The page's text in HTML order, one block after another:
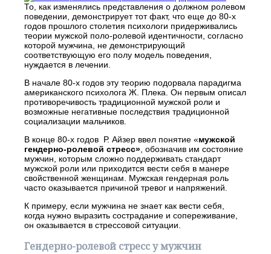
То, как изменялись представления о должном ролевом
поведении, демонстрирует тот факт, что еще до 80-х
годов прошлого столетия психологи придерживались
теории мужской поло-ролевой идентичности, согласно
которой мужчина, не демонстрирующий
соответствующую его полу модель поведения,
нуждается в лечении.
В начале 80-х годов эту теорию подорвала парадигма
американского психолога Ж. Плека. Он первым описал
противоречивость традиционной мужской роли и
возможные негативные последствия традиционной
социализации мальчиков.
В конце 80-х годов Р. Айзер ввел понятие «мужской
гендерно-ролевой стресс» , обозначив им состояние
мужчин, которым сложно поддерживать стандарт
мужской роли или приходится вести себя в манере
свойственной женщинам. Мужская гендерная роль
часто оказывается причиной тревог и напряжений.
К примеру, если мужчина не знает как вести себя,
когда нужно выразить сострадание и сопереживание,
он оказывается в стрессовой ситуации.
Гендерно-ролевой стресс у мужчин